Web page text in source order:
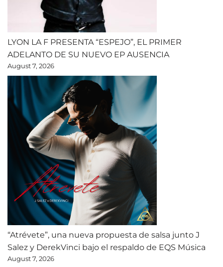
LYON LA F PRESENTA “ESPEJO”, EL PRIMER
ADELANTO DE SU NUEVO EP AUSENCIA
August 7, 2026
“Atrévete”, una nueva propuesta de salsa junto J
Salez y DerekVinci bajo el respaldo de EQS Música
August 7, 2026